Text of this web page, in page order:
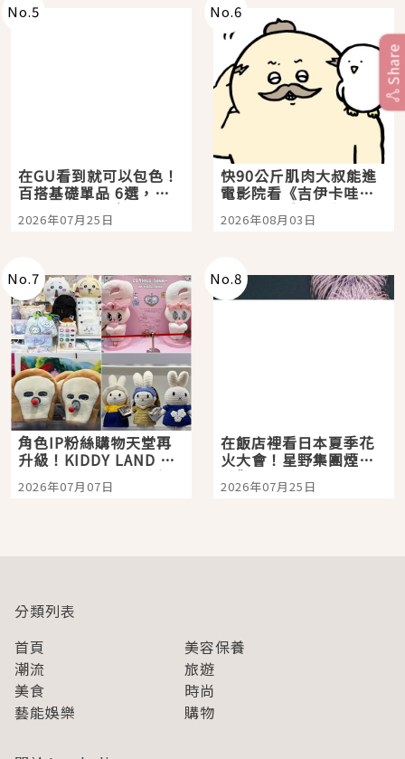
No.5
在GU看到就可以包色！
百搭基礎單品 6選，閉
眼全收也不心疼
2026年07月25日
No.6
快90公斤肌肉大叔能進
電影院看《吉伊卡哇》
嗎？日本重金屬樂團
「打首」會長與nagano
2026年08月03日
No.7
角色IP粉絲購物天堂再
升級！KIDDY LAND 原
宿店吉伊卡哇迎客，新
開幕 OMOKADO 店3分
2026年07月07日
No.8
在飯店裡看日本夏季花
火大會！星野集團煙火
景觀飯店6選，讓你不用
人擠人悠閒欣賞
2026年07月25日
Share
分類列表
首頁
美容保養
潮流
旅遊
美食
時尚
藝能娛樂
購物